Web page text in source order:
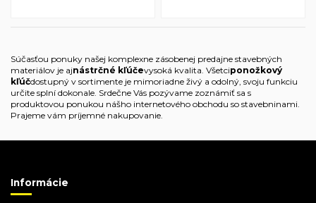
Súčasťou ponuky našej komplexne zásobenej predajne stavebných
materiálov je ajnástrčné kľúčevysoká kvalita. Všetciponožkový
kľúčdostupný v sortimente je mimoriadne živý a odolný, svoju funkciu
určite splní dokonale. Srdečne Vás pozývame zoznámiť sa s
produktovou ponukou nášho internetového obchodu so stavebninami.
Prajeme vám príjemné nakupovanie.
Informácie